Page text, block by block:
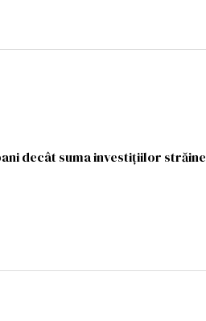
decât suma investiţiilor străine